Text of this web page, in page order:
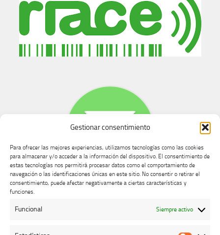
Gestionar consentimiento
Para ofrecer las mejores experiencias, utilizamos tecnologías como las cookies
para almacenar y/o acceder a la información del dispositivo. El consentimiento de
estas tecnologías nos permitirá procesar datos como el comportamiento de
navegación o las identificaciones únicas en este sitio. No consentir o retirar el
consentimiento, puede afectar negativamente a ciertas características y
funciones.
Funcional Siempre activo
Buzón de dudas, quejas y sugerencias